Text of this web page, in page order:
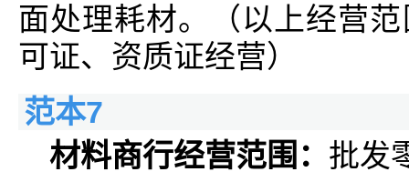
面处理耗材。（以上经营
可证、资质证经营）
范本7
材料商行经营范围： 批发